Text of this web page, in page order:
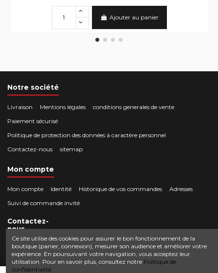
Ajouter au panier
Notre société
Livraison Mentions légales
conditions generales de vente
Paiement sécurisé
Politique de protection des données à caractère personnel
Contactez-nous
sitemap
Mon compte
Mon compte Identité Historique de vos commandes
Adresses
Suivi de commande invité
Contactez-
nous
Crocbois-motoculture.com
50 route de Villefort 48800 Pied-de-Borne
0624436257
contact@crocbois-motoculture.com
Ce site utilise des cookies pour assurer le bon fonctionnement de la
boutique (panier, connexion), mesurer son audience et améliorer votre
expérience. En poursuivant votre navigation, vous acceptez leur
utilisation. Pour en savoir plus, consultez notre Politique de
confidentialité.